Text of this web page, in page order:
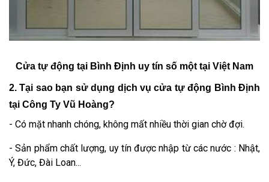
Cửa tự động tại Bình Định uy tín số một tại Việt Nam
2. Tại sao bạn sử dụng dịch vụ cửa tự động Bình Định
tại Công Ty Vũ Hoàng?
- Có mặt nhanh chóng, không mất nhiều thời gian chờ đợi.
- Sản phẩm chất lượng, uy tín được nhập từ các nước : Nhật,
Ý, Đức, Đài Loan...